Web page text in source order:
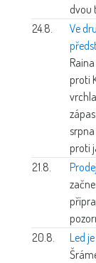
dvou
24.8.
Ve
proti
proti
21.8.
20.8.
Led